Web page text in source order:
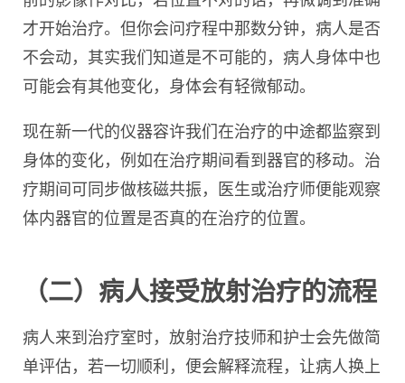
才开始治疗。但你会问疗程中那数分钟，病人是否
不会动，其实我们知道是不可能的，病人身体中也
可能会有其他变化，身体会有轻微郁动。
现在新一代的仪器容许我们在治疗的中途都监察到
身体的变化，例如在治疗期间看到器官的移动。治
疗期间可同步做核磁共振，医生或治疗师便能观察
体内器官的位置是否真的在治疗的位置。
（二）病人接受放射治疗的流程
病人来到治疗室时，放射治疗技师和护士会先做简
单评估，若一切顺利，便会解释流程，让病人换上